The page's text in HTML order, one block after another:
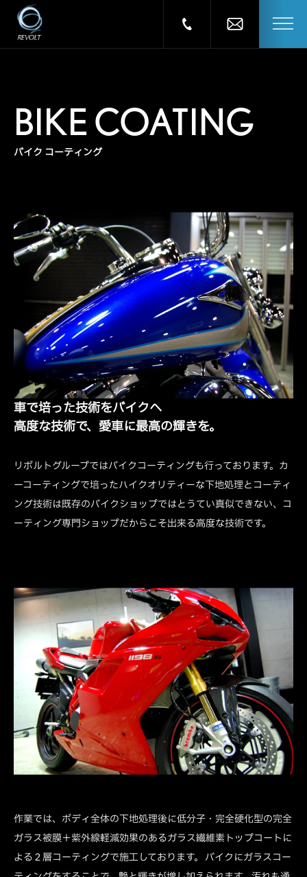
BIKE COATING
バイク コーティング
車で培った技術をバイクへ
高度な技術で、愛車に最高の輝きを。
リボルトグループではバイクコーティングも行っております。カ
ーコーティングで培ったハイクオリティーな下地処理とコーティ
ング技術は既存のバイクショップではとうてい真似できない、コ
ーティング専門ショップだからこそ出来る高度な技術です。
作業では、ボディ全体の下地処理後に低分子・完全硬化型の完全
ガラス被膜＋紫外線軽減効果のあるガラス繊維素トップコートに
よる２層コーティングで施工しております。 バイクにガラスコー